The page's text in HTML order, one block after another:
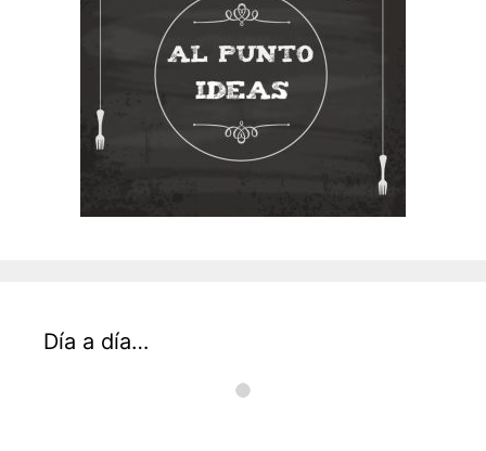
Día a día…